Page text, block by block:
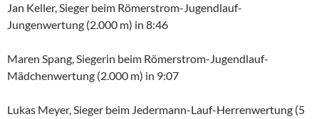
Jan Keller, Sieger beim Römerstrom-Jugendlauf-
Jungenwertung (2.000 m) in 8:46
Maren Spang, Siegerin beim Römerstrom-Jugendlauf-
Mädchenwertung (2.000 m) in 9:07
Lukas Meyer, Sieger beim Jedermann-Lauf-Herrenwertung (5